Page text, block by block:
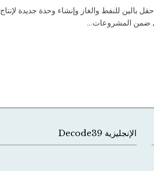
بالين للنفط والغاز وإنشاء وحدة جديدة
ضمن المشروعات...
الإنجليزية Decode39